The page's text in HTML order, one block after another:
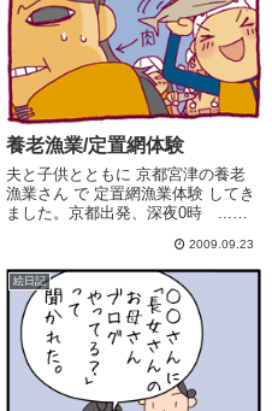
養老漁業/定置網体験
夫と子供とともに 京都宮津の養老
漁業さん で 定置網漁業体験 してき
ました。京都出発、深夜0時 ...い
がにちょっと寝てから出発です。私
運転、京都縦貫道で 鹿見た! はじめ
て見た!! めちゃめちゃビビリまし
た...
2009.09.23
絵日記